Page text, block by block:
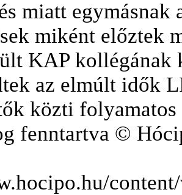
miatt egymásnak
miként előztek
KAP kollégának
az elmúlt idők
közti
fenntartva ©